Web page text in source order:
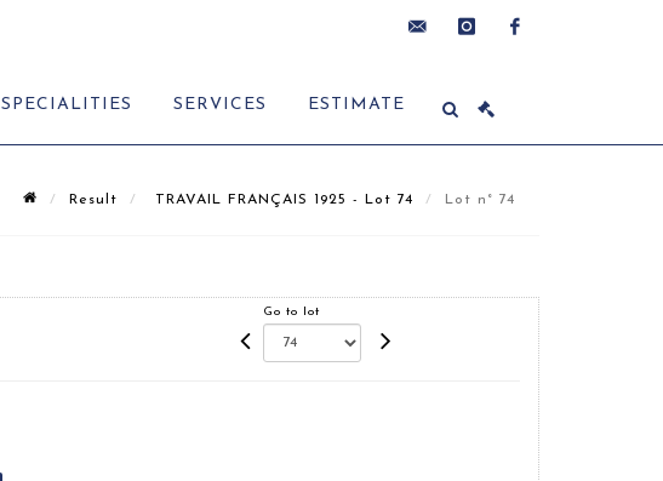
SPECIALITIES SERVICES ESTIMATE
Result TRAVAIL FRANÇAIS 1925 - Lot 74 Lot n° 74
Go to lot